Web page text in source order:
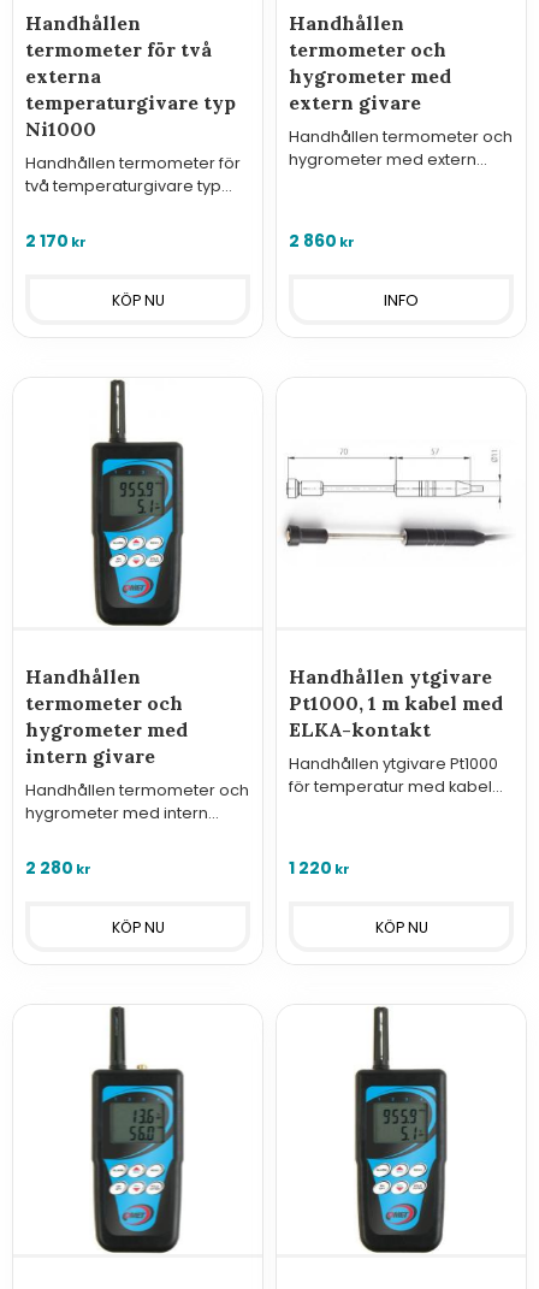
Handhållen
termometer för två
externa
temperaturgivare typ
Ni1000
Handhållen termometer för
två temperaturgivare typ
Cinch - Commeter.
2 170 kr
Handhållen
termometer och
hygrometer med
extern givare
Handhållen termometer och
hygrometer med extern
2 860 kr
INFO
Handhållen
termometer och
hygrometer med
intern givare
Handhållen termometer och
hygrometer med intern
2 280 kr
Handhållen ytgivare
Pt1000, 1 m kabel med
ELKA-kontakt
Handhållen ytgivare Pt1000
för temperatur med kabel
1 220 kr